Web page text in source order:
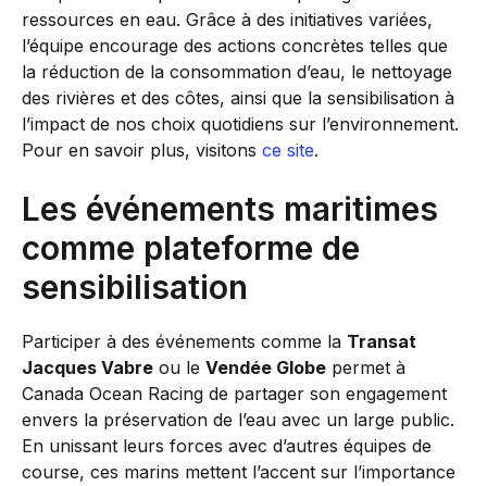
ressources en eau. Grâce à des initiatives variées,
l’équipe encourage des actions concrètes telles que
la réduction de la consommation d’eau, le nettoyage
des rivières et des côtes, ainsi que la sensibilisation à
l’impact de nos choix quotidiens sur l’environnement.
Pour en savoir plus, visitons ce site.
Les événements maritimes
comme plateforme de
sensibilisation
Participer à des événements comme la Transat
Jacques Vabre ou le Vendée Globe permet à
Canada Ocean Racing de partager son engagement
envers la préservation de l’eau avec un large public.
En unissant leurs forces avec d’autres équipes de
course, ces marins mettent l’accent sur l’importance